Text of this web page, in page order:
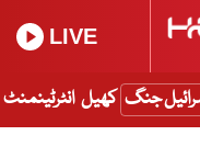
LIVE
جنگ کھیل انٹرٹینمنٹ